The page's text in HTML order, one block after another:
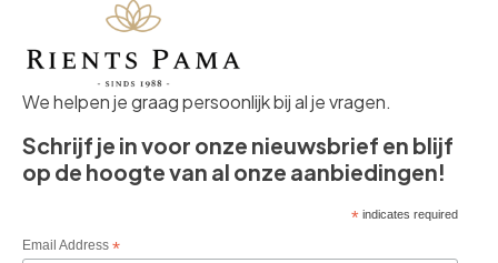
We helpen je graag persoonlijk bij al je vragen.
Schrijf je in voor onze nieuwsbrief en blijf
op de hoogte van al onze aanbiedingen!
*indicates required
Email Address *